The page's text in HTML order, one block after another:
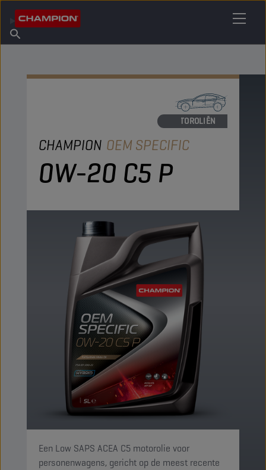
Over Champion
Vind een verkooppunt
MOTOROLIËN
CHAMPION OEM SPECIFIC
0W-20 C5 P
Een Low SAPS ACEA C5 motorolie voor
personenwagens, gericht op de meest recente